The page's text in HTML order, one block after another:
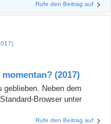
Rufe den Beitrag auf
(2017)
Neben dem
Browser unter
Rufe den Beitrag auf